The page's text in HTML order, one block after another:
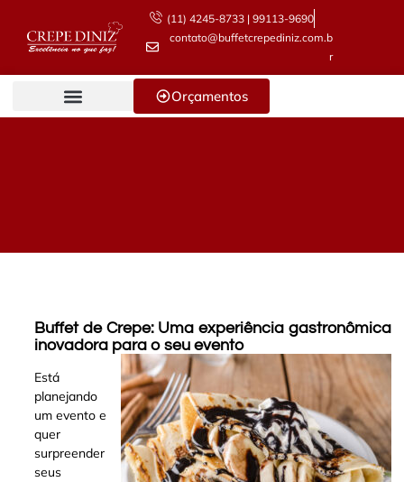
(11) 4245-8733 | 99113-9690
contato@buffetcrepediniz.com.b
r
Orçamentos
Buffet de Crepe: Uma experiência gastronômica
inovadora para o seu evento
Está
planejando
um evento e
quer
surpreender
seus